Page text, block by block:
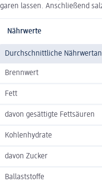
garen lassen. Anschließend
Nährwerte
Durchschnittliche
Brennwert
Fett
davon gesättigte Fettsäuren
Kohlenhydrate
davon Zucker
Ballaststoffe